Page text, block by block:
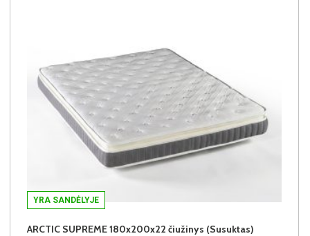
YRA SANDĖLYJE
ARCTIC SUPREME 180x200x22 čiužinys (Susuktas)